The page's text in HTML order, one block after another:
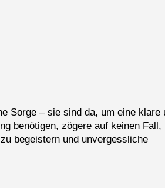
Sorge – sie sind da, um eine klare
benötigen, zögere auf keinen Fall,
begeistern und unvergessliche